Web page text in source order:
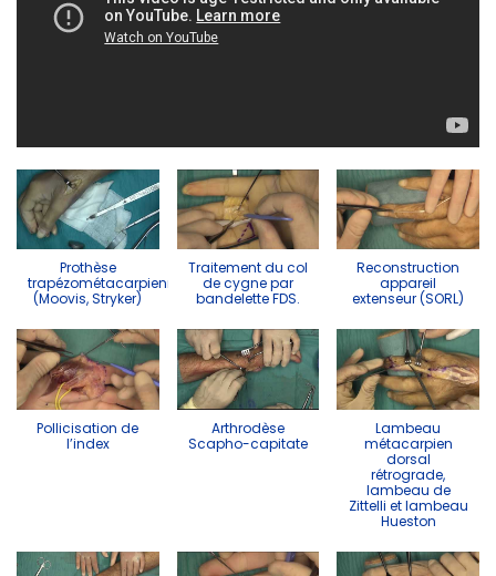
Prothèse
trapézométacarpienne
(Moovis, Stryker)
Traitement du col
de cygne par
bandelette FDS.
Reconstruction
appareil
extenseur (SORL)
Pollicisation de
l’index
Arthrodèse
Scapho-capitate
Lambeau
métacarpien
dorsal
rétrograde,
lambeau de
Zittelli et lambeau
Hueston